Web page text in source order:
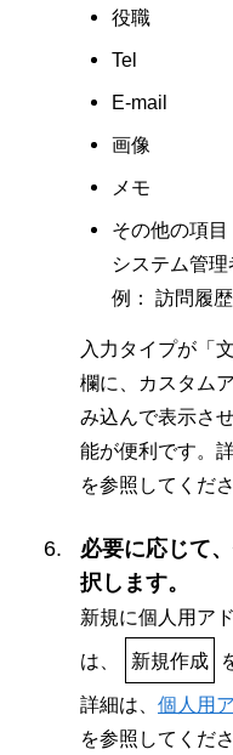
役職
Tel
E-mail
画像
メモ
その他の項目
システム管理
例： 訪問履
入力タイプが「
欄に、カスタム
み込んで表示さ
能が便利です。詳
を参照してくださ
必要に応じて
択します。
新規に個人用ア
は、 新規作成
詳細は、 個人用
を参照してくださ